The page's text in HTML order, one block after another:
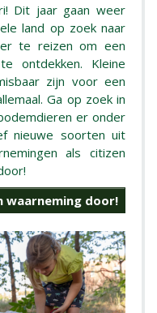
Dit jaar gaan weer
land op zoek naar
te reizen om een
ontdekken. Kleine
zijn voor een
Ga op zoek in
er onder
nieuwe soorten uit
als citizen
waarneming door!